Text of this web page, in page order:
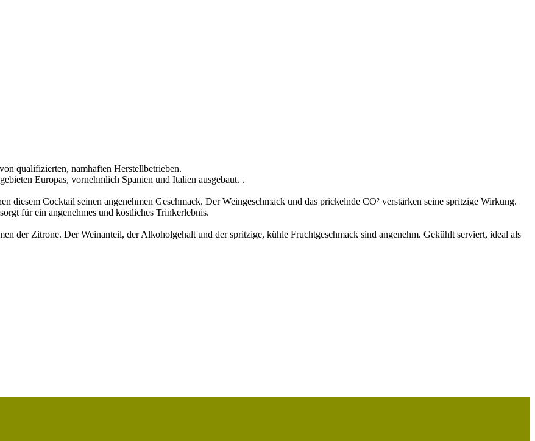
qualifizierten, namhaften Herstellbetrieben.
Europas, vornehmlich Spanien und Italien ausgebaut. .
diesem Cocktail seinen angenehmen Geschmack. Der Weingeschmack und das prickelnde CO² verstärken seine spritzige Wirkung.
für ein angenehmes und köstliches Trinkerlebnis.
der Zitrone. Der Weinanteil, der Alkoholgehalt und der spritzige, kühle Fruchtgeschmack sind angenehm. Gekühlt serviert, ideal als